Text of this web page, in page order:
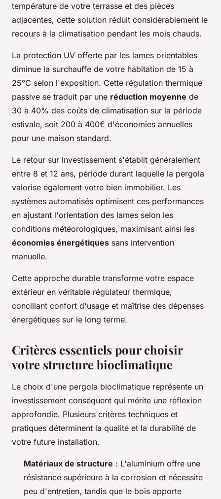
température de votre terrasse et des pièces
adjacentes, cette solution réduit considérablement le
recours à la climatisation pendant les mois chauds.
La protection UV offerte par les lames orientables
diminue la surchauffe de votre habitation de 15 à
25°C selon l'exposition. Cette régulation thermique
passive se traduit par une réduction moyenne de
30 à 40% des coûts de climatisation sur la période
estivale, soit 200 à 400€ d'économies annuelles
pour une maison standard.
Le retour sur investissement s'établit généralement
entre 8 et 12 ans, période durant laquelle la pergola
valorise également votre bien immobilier. Les
systèmes automatisés optimisent ces performances
en ajustant l'orientation des lames selon les
conditions météorologiques, maximisant ainsi les
économies énergétiques sans intervention
manuelle.
Cette approche durable transforme votre espace
extérieur en véritable régulateur thermique,
conciliant confort d'usage et maîtrise des dépenses
énergétiques sur le long terme.
Critères essentiels pour choisir
votre structure bioclimatique
Le choix d'une pergola bioclimatique représente un
investissement conséquent qui mérite une réflexion
approfondie. Plusieurs critères techniques et
pratiques déterminent la qualité et la durabilité de
votre future installation.
Matériaux de structure : L'aluminium offre une
résistance supérieure à la corrosion et nécessite
peu d'entretien, tandis que le bois apporte